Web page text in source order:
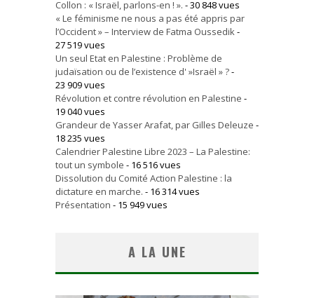
Collon : « Israël, parlons-en ! ». - 30 848 vues
« Le féminisme ne nous a pas été appris par
l’Occident » – Interview de Fatma Oussedik-
27 519 vues
Un seul Etat en Palestine : Problème de
judaïsation ou de l’existence d' »Israël » ?-
23 909 vues
Révolution et contre révolution en Palestine -
19 040 vues
Grandeur de Yasser Arafat, par Gilles Deleuze -
18 235 vues
Calendrier Palestine Libre 2023 – La Palestine:
tout un symbole - 16 516 vues
Dissolution du Comité Action Palestine : la
dictature en marche. - 16 314 vues
Présentation - 15 949 vues
A LA UNE